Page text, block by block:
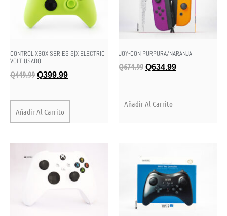
CONTROL XBOX SERIES S|X ELECTRIC
VOLT USADO
Q449.99 Q399.99
Añadir Al Carrito
JOY-CON PURPURA/NARANJA
Q674.99 Q634.99
Añadir Al Carrito